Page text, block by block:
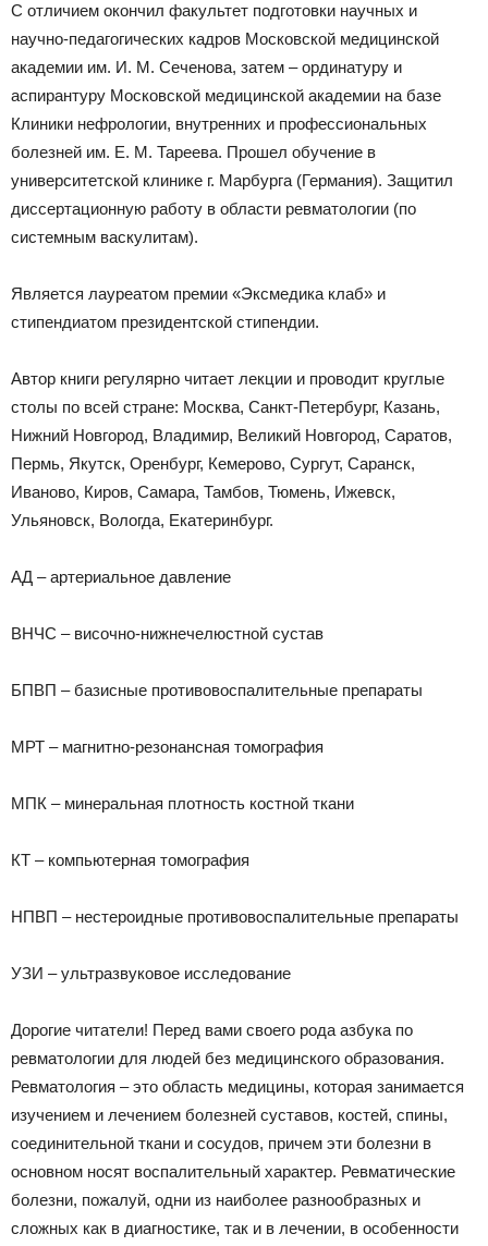
С отличием окончил факультет подготовки научных и
научно-педагогических кадров Московской медицинской
академии им. И. М. Сеченова, затем – ординатуру и
аспирантуру Московской медицинской академии на базе
Клиники нефрологии, внутренних и профессиональных
болезней им. Е. М. Тареева. Прошел обучение в
университетской клинике г. Марбурга (Германия). Защитил
диссертационную работу в области ревматологии (по
системным васкулитам).
Является лауреатом премии «Эксмедика клаб» и
стипендиатом президентской стипендии.
Автор книги регулярно читает лекции и проводит круглые
столы по всей стране: Москва, Санкт-Петербург, Казань,
Нижний Новгород, Владимир, Великий Новгород, Саратов,
Пермь, Якутск, Оренбург, Кемерово, Сургут, Саранск,
Иваново, Киров, Самара, Тамбов, Тюмень, Ижевск,
Ульяновск, Вологда, Екатеринбург.
АД – артериальное давление
ВНЧС – височно-нижнечелюстной сустав
БПВП – базисные противовоспалительные препараты
МРТ – магнитно-резонансная томография
МПК – минеральная плотность костной ткани
КТ – компьютерная томография
НПВП – нестероидные противовоспалительные препараты
УЗИ – ультразвуковое исследование
Дорогие читатели! Перед вами своего рода азбука по
ревматологии для людей без медицинского образования.
Ревматология – это область медицины, которая занимается
изучением и лечением болезней суставов, костей, спины,
соединительной ткани и сосудов, причем эти болезни в
основном носят воспалительный характер. Ревматические
болезни, пожалуй, одни из наиболее разнообразных и
сложных как в диагностике, так и в лечении, в особенности